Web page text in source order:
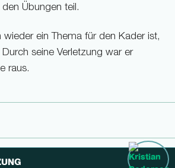
Übungen teil.
wieder ein Thema für den Kader ist,
seine Verletzung war er
raus.